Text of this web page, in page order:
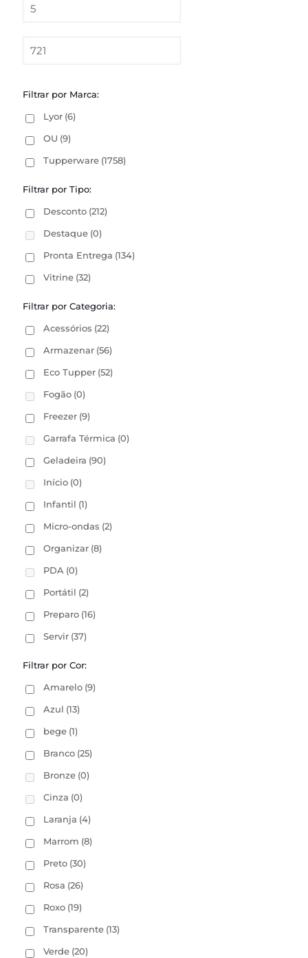
Filtrar por Marca:
Lyor (6)
OU (9)
Tupperware (1758)
Filtrar por Tipo:
Desconto (212)
Destaque (0)
Pronta Entrega (134)
Vitrine (32)
Filtrar por Categoria:
Acessórios (22)
Armazenar (56)
Eco Tupper (52)
Fogão (0)
Freezer (9)
Garrafa Térmica (0)
Geladeira (90)
Início (0)
Infantil (1)
Micro-ondas (2)
Organizar (8)
PDA (0)
Portátil (2)
Preparo (16)
Servir (37)
Filtrar por Cor:
Amarelo (9)
Azul (13)
bege (1)
Branco (25)
Bronze (0)
Cinza (0)
Laranja (4)
Marrom (8)
Preto (30)
Rosa (26)
Roxo (19)
Transparente (13)
Verde (20)